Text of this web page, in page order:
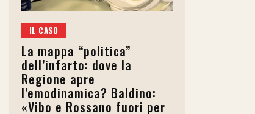
IL CASO
La mappa “politica”
dell’infarto: dove la
Regione apre
l’emodinamica? Baldino:
«Vibo e Rossano fuori per